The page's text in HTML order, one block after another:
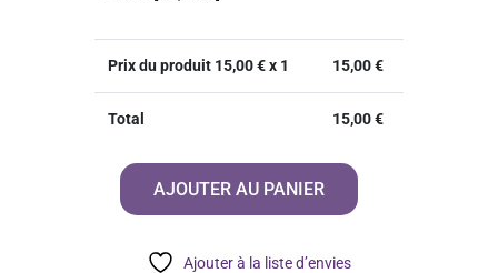
Prix du produit 15,00€ x 1 15,00€
Total 15,00€
quantité
AJOUTER AU PANIER
Ajouter à la liste d’envies